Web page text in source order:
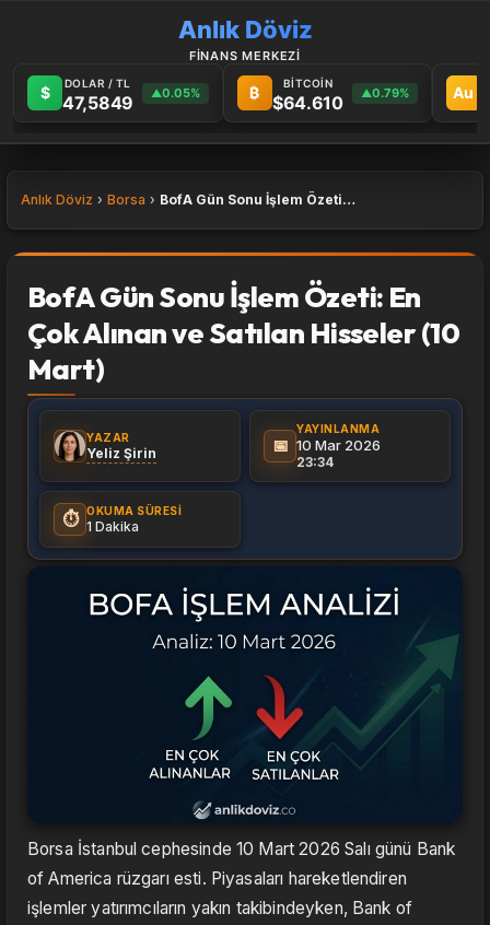
Anlık Döviz
FİNANS MERKEZİ
$ DOLAR / TL
47,5849 ▲0.05% ₿ BİTCOİN
$64.610 ▲0.79% Au
Anlık Döviz Borsa BofA Gün Sonu İşlem Özeti: En Çok Alınan ve Satılan Hisseler (10 Mart)
BofA Gün Sonu İşlem Özeti: En
Çok Alınan ve Satılan Hisseler (10
Mart)
YAZAR
Yeliz Şirin 📅
YAYINLANMA
10 Mar 2026
23:34
⏱️ OKUMA SÜRESI
1 Dakika
Borsa İstanbul cephesinde 10 Mart 2026 Salı günü Bank
of America rüzgarı esti. Piyasaları hareketlendiren
işlemler yatırımcıların yakın takibindeyken, Bank of